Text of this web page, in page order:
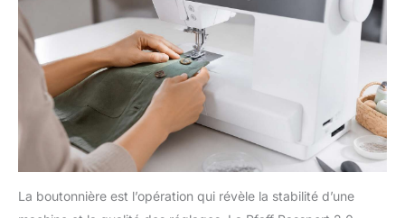
La boutonnière est l’opération qui révèle la stabilité d’une